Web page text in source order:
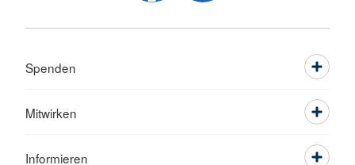
Spenden
Mitwirken
Informieren